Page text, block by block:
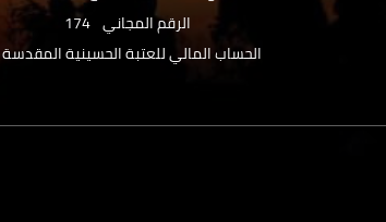
الرقم المجاني 174
الحساب المالي للعتبة الحسينية المقدسة